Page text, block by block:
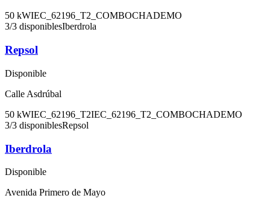
50 kWIEC_62196_T2_COMBOCHADEMO
3/3 disponiblesIberdrola
Repsol
Disponible
Calle Asdrúbal
50 kWIEC_62196_T2IEC_62196_T2_COMBOCHADEMO
3/3 disponiblesRepsol
Iberdrola
Disponible
Avenida Primero de Mayo